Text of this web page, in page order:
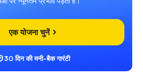
एक योजना चुनें
30 दिन की मनी-बैक गारंटी